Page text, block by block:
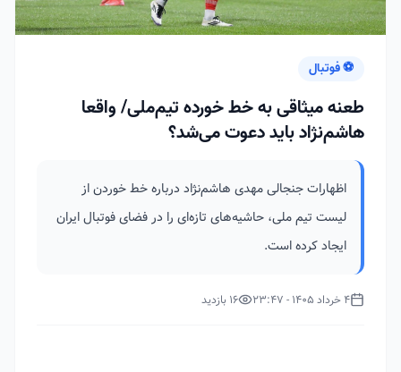
⚽ فوتبال
طعنه میثاقی به خط خورده تیم‌ملی/ واقعا
هاشم‌نژاد باید دعوت می‌شد؟
اظهارات جنجالی مهدی هاشم‌نژاد درباره خط خوردن از
لیست تیم ملی، حاشیه‌های تازه‌ای را در فضای فوتبال ایران
ایجاد کرده است.
4 خرداد 1405 - 23:47 16 بازدید